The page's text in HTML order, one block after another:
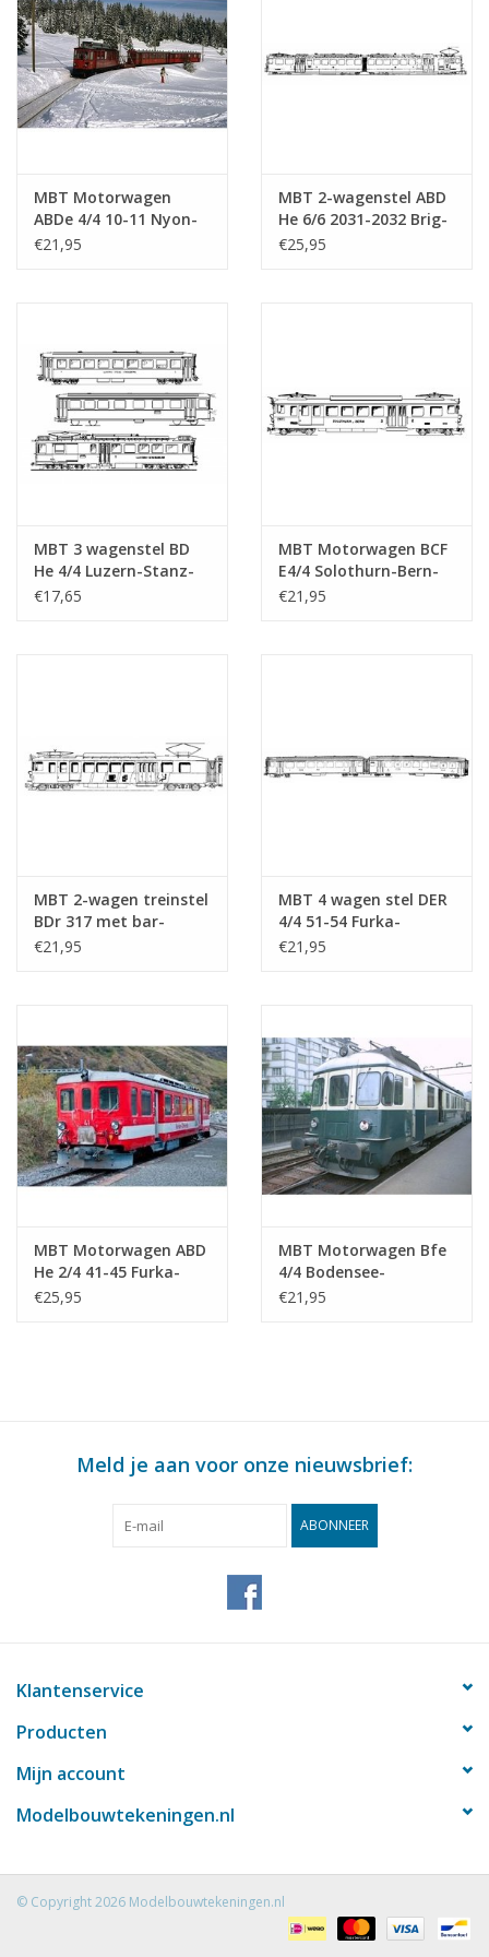
MBT Motorwagen
ABDe 4/4 10-11 Nyon-
St Cergue-Morez -
€21,95
MBT 2-wagenstel ABD
He 6/6 2031-2032 Brig-
Visp-Zermatt-Bahn
€25,95
MBT 3 wagenstel BD
He 4/4 Luzern-Stanz-
Engelberg -
€17,65
MBT Motorwagen BCF
E4/4 Solothurn-Bern-
Bahn - Bouwtekening
€21,95
MBT 2-wagen treinstel
BDr 317 met bar-
rijtuig RV Bern -
€21,95
MBT 4 wagen stel DER
4/4 51-54 Furka-
Oberalpbahn voor
€21,95
MBT Motorwagen ABD
He 2/4 41-45 Furka-
Oberalpbahn voor
€25,95
MBT Motorwagen Bfe
4/4 Bodensee-
Toggenburg-Bahn
€21,95
Meld je aan voor onze nieuwsbrief:
ABONNEER
Klantenservice
Producten
Mijn account
Modelbouwtekeningen.nl
© Copyright 2026 Modelbouwtekeningen.nl